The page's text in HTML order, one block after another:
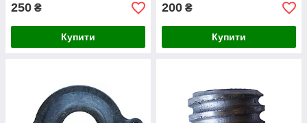
250 ₴
Купити
200 ₴
Купити